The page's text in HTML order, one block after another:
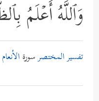
وَٱللَّهُ أَعۡلَمُ
تفسير المختصرسورة الأنعام